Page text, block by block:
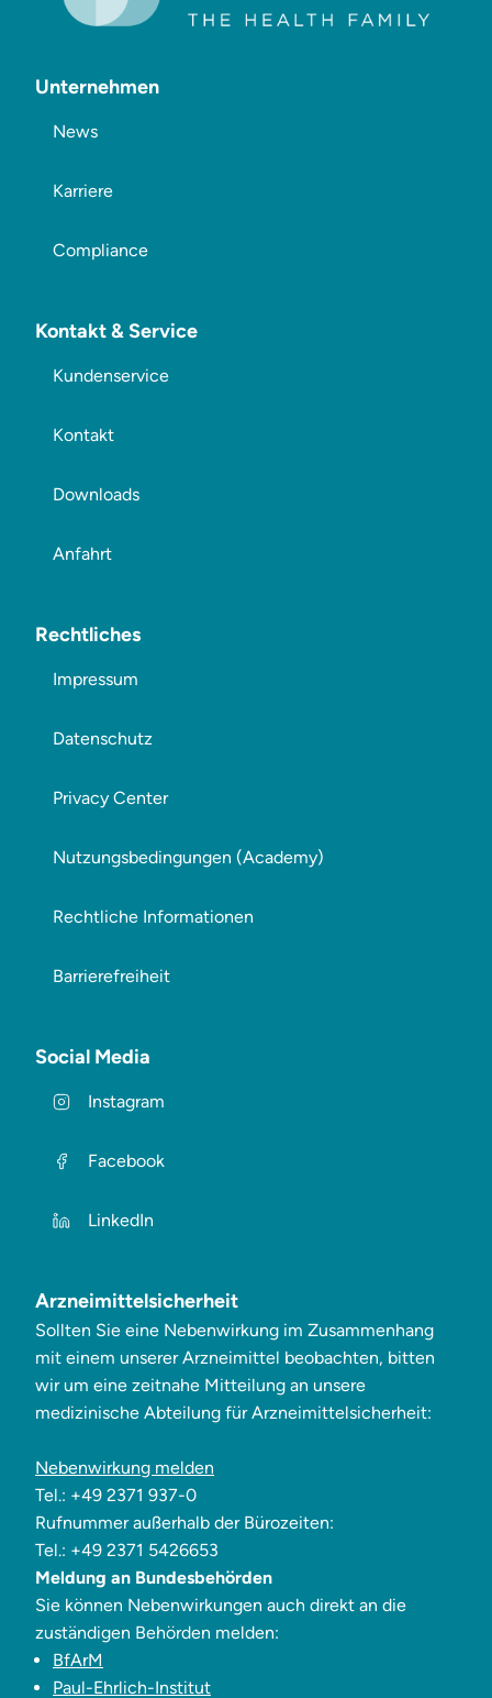
Unternehmen
News
Karriere
Compliance
Kontakt & Service
Kundenservice
Kontakt
Downloads
Anfahrt
Rechtliches
Impressum
Datenschutz
Privacy Center
Nutzungsbedingungen (Academy)
Rechtliche Informationen
Barrierefreiheit
Social Media
Instagram
Facebook
LinkedIn
Arzneimittelsicherheit
Sollten Sie eine Nebenwirkung im Zusammenhang
mit einem unserer Arzneimittel beobachten, bitten
wir um eine zeitnahe Mitteilung an unsere
medizinische Abteilung für Arzneimittelsicherheit:
Nebenwirkung melden
Tel.: +49 2371 937-0
Rufnummer außerhalb der Bürozeiten:
Tel.: +49 2371 5426653
Meldung an Bundesbehörden
Sie können Nebenwirkungen auch direkt an die
zuständigen Behörden melden:
BfArM
Paul-Ehrlich-Institut